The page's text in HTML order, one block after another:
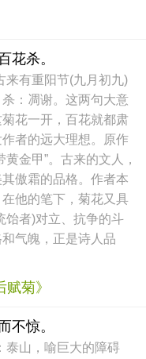
花杀。
来有重阳节(九月初九)
：凋谢。这两句大意
花一开，百花就都肃
者的远大理想。原作
金甲”。古来的文人，
傲霜的品格。作者本
他的笔下，菊花又具
饴者)对立、抗争的斗
气魄，正是诗人品
菊》
不惊。
泰山，喻巨大的障碍